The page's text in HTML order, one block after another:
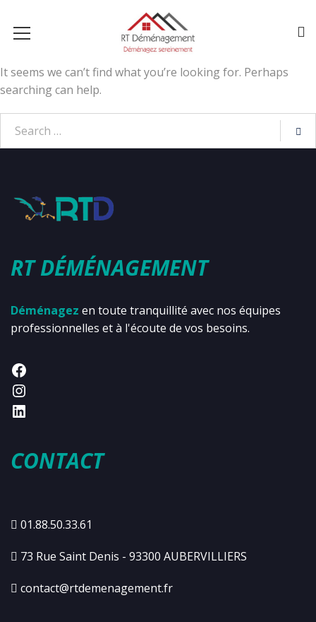
It seems we can’t find what you’re looking for. Perhaps
searching can help.
RT DÉMÉNAGEMENT
Déménagez en toute tranquillité avec nos équipes
professionnelles et à l'écoute de vos besoins.
CONTACT
01.88.50.33.61
73 Rue Saint Denis - 93300 AUBERVILLIERS
contact@rtdemenagement.fr